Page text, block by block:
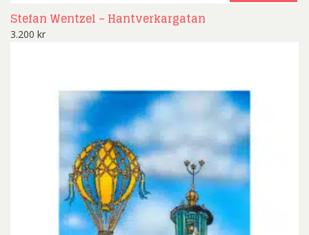
Stefan Wentzel – Hantverkargatan
3.200 kr